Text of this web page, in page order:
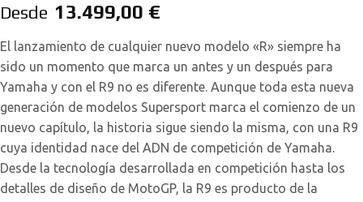
Desde 13.499,00 €
El lanzamiento de cualquier nuevo modelo «R» siempre ha
sido un momento que marca un antes y un después para
Yamaha y con el R9 no es diferente. Aunque toda esta nueva
generación de modelos Supersport marca el comienzo de un
nuevo capítulo, la historia sigue siendo la misma, con una R9
cuya identidad nace del ADN de competición de Yamaha.
Desde la tecnología desarrollada en competición hasta los
detalles de diseño de MotoGP, la R9 es producto de la